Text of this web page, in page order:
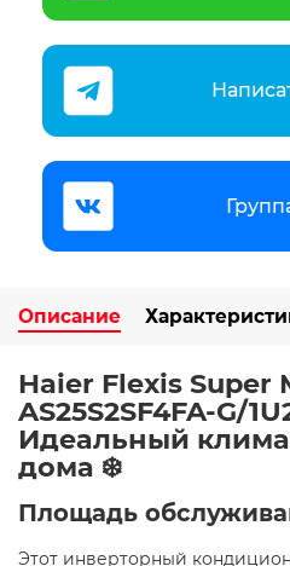
Описание
Haier Flexis Super
AS25S2SF4FA-G/
Идеальный
дома ❄️
Площадь
Этот инверторный